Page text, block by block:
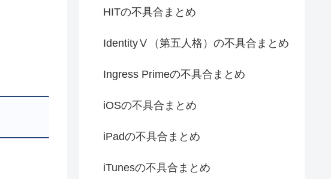
HITの不具合まとめ
IdentityⅤ（第五人格）の不具合まとめ
Ingress Primeの不具合まとめ
iOSの不具合まとめ
iPadの不具合まとめ
iTunesの不具合まとめ